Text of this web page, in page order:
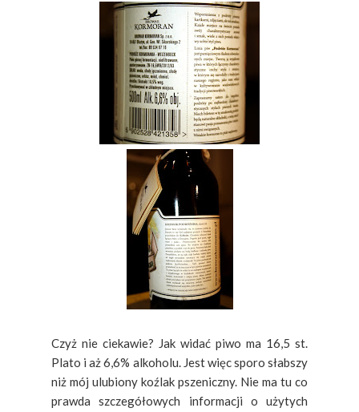
Czyż nie ciekawie? Jak widać piwo ma 16,5 st.
Plato i aż 6,6% alkoholu. Jest więc sporo słabszy
niż mój ulubiony koźlak pszeniczny. Nie ma tu co
prawda szczegółowych informacji o użytych